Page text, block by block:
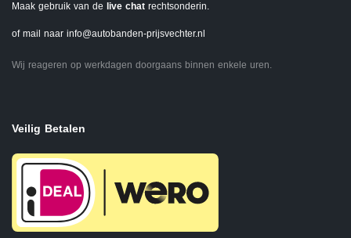
Maak gebruik van de live chat rechtsonderin.
of mail naar info@autobanden-prijsvechter.nl
Wij reageren op werkdagen doorgaans binnen enkele uren.
Veilig Betalen